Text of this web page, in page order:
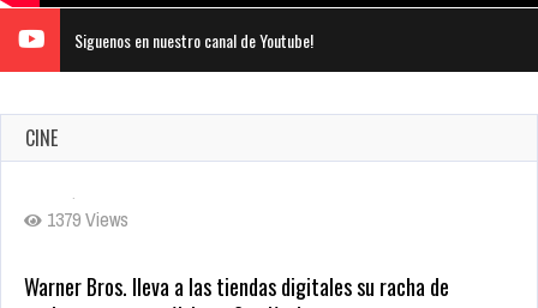
Siguenos en nuestro canal de Youtube!
CINE
Warner Bros. lleva a las tiendas digitales su racha de
Oct 17, 2025